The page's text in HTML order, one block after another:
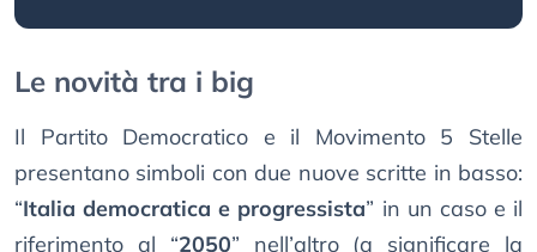
Le novità tra i big
Il Partito Democratico e il Movimento 5 Stelle
presentano simboli con due nuove scritte in basso:
“Italia democratica e progressista” in un caso e il
riferimento al “2050” nell’altro (a significare la